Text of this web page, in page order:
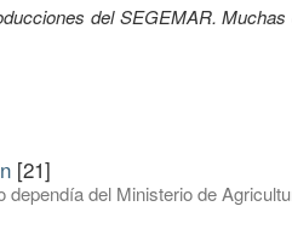
del SEGEMAR.
[21]
dependía del Ministerio de